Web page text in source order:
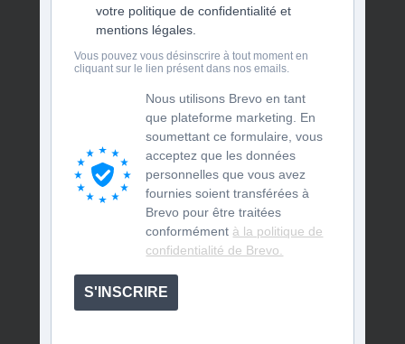
votre politique de confidentialité et
mentions légales.
Vous pouvez vous désinscrire à tout moment en
cliquant sur le lien présent dans nos emails.
Nous utilisons Brevo en tant
que plateforme marketing. En
soumettant ce formulaire, vous
acceptez que les données
personnelles que vous avez
fournies soient transférées à
Brevo pour être traitées
conformément à la politique de
confidentialité de Brevo.
S'INSCRIRE